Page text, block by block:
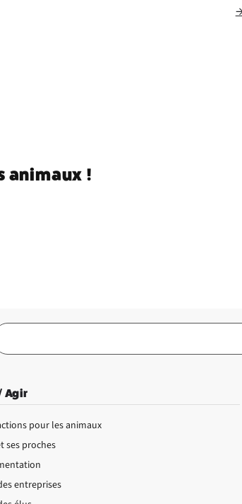
animaux !
Agir
pour les animaux
ses proches
entreprises